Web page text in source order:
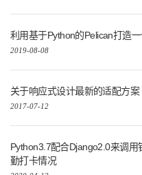
利用基于Python的Pelican打造
2019-08-08
关于响应式设计最新的适配方案
2017-07-12
Python3.7配合Django2.0来调
勤打卡情况